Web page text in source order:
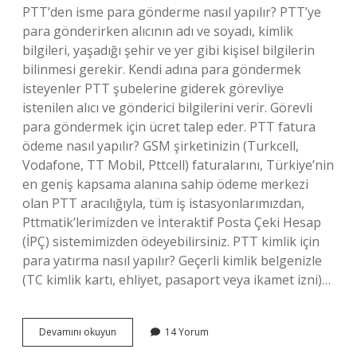
PTT’den isme para gönderme nasıl yapılır? PTT’ye
para gönderirken alıcının adı ve soyadı, kimlik
bilgileri, yaşadığı şehir ve yer gibi kişisel bilgilerin
bilinmesi gerekir. Kendi adına para göndermek
isteyenler PTT şubelerine giderek görevliye
istenilen alıcı ve gönderici bilgilerini verir. Görevli
para göndermek için ücret talep eder. PTT fatura
ödeme nasıl yapılır? GSM şirketinizin (Turkcell,
Vodafone, TT Mobil, Pttcell) faturalarını, Türkiye’nin
en geniş kapsama alanına sahip ödeme merkezi
olan PTT aracılığıyla, tüm iş istasyonlarımızdan,
Pttmatik’lerimizden ve İnteraktif Posta Çeki Hesap
(İPÇ) sistemimizden ödeyebilirsiniz. PTT kimlik için
para yatırma nasıl yapılır? Geçerli kimlik belgenizle
(TC kimlik kartı, ehliyet, pasaport veya ikamet izni)…
Devamını okuyun
Ödemesi
14 Yorum